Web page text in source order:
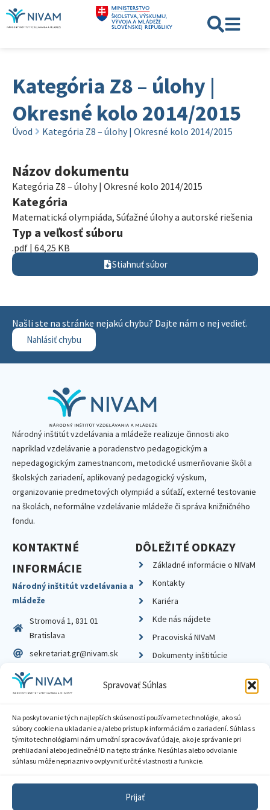
Spravovať Súhlas
Na poskytovanie tých najlepších skúseností používame technológie, ako sú
súbory cookie na ukladanie a/alebo prístup k informáciám o zariadení. Súhlas s
týmito technológiami nám umožní spracovávať údaje, ako je správanie pri
prehliadaní alebo jedinečné ID na tejto stránke. Nesúhlas alebo odvolanie
súhlasu môže nepriaznivo ovplyvniť určité vlastnosti a funkcie.
Prijať
Kategória Z8 – úlohy |
Okresné kolo 2014/2015
Úvod Kategória Z8 – úlohy | Okresné kolo 2014/2015
Názov dokumentu
Kategória Z8 – úlohy | Okresné kolo 2014/2015
Kategória
Matematická olympiáda, Súťažné úlohy a autorské riešenia
Typ a veľkosť súboru
.pdf | 64,25 KB
Stiahnuť súbor
Našli ste na stránke nejakú chybu? Dajte nám o nej vedieť.
Nahlásiť chybu
Národný inštitút vzdelávania a mládeže realizuje činnosti ako
napríklad vzdelávanie a poradenstvo pedagogickým a
nepedagogickým zamestnancom, metodické usmerňovanie škôl a
školských zariadení, aplikovaný pedagogický výskum,
organizovanie predmetových olympiád a súťaží, externé testovanie
na školách, neformálne vzdelávanie mládeže či správa knižničného
fondu.
KONTAKTNÉ
INFORMÁCIE
Národný inštitút vzdelávania a
mládeže
Stromová 1, 831 01
Bratislava
sekretariat.gr@nivam.sk
IČO: 00164348
DIČ: 2020798714
DÔLEŽITÉ ODKAZY
Základné informácie o NIVaM
Kontakty
Kariéra
Kde nás nájdete
Pracoviská NIVaM
Dokumenty inštitúcie
Zásady ochrany súkromia
Sprístupnenie informácií